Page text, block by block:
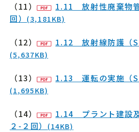
（11）
1.11 放射性廃棄物
回）
(3,181KB)
（12） 1.12 放射線防護（
(5,637KB)
（13） 1.13 運転の実施（
(1,695KB)
（14）
1.14 プラント建設
２-２回）
(14KB)